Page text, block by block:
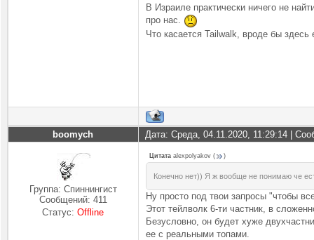
В Израиле практически ничего не
про нас.
Что касается Tailwalk, вроде бы здесь
boomych Дата: Среда, 04.11.2020, 11:29:14 |
Группа: Спиннингист
Сообщений: 411
Статус:Offline
Цитата alexpolyakov ( )
Конечно нет)) Я ж вообще не понимаю че
Ну просто под твои запросы "чтобы
Этот тейлволк 6-ти частник, в
Безусловно, он будет хуже
ее с реальными топами.